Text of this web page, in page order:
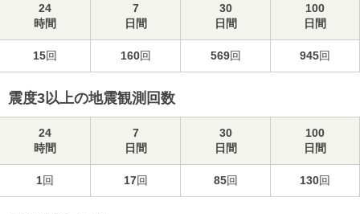
24
時間
7
日間
30
日間
100
日間
15回 160回 569回 945回
震度3以上の地震観測回数
24
時間
7
日間
30
日間
100
日間
1回 17回 85回 130回